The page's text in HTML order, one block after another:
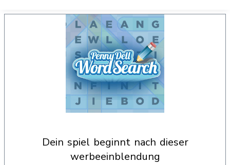
dein spiel beginnt nach dieser
werbeeinblendung